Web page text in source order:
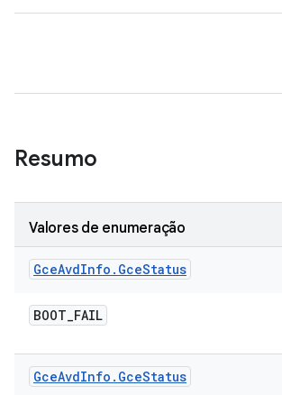
Resumo
Valores de enumeração
GceAvdInfo . GceStatus
BOOT_FAIL
GceAvdInfo . GceStatus